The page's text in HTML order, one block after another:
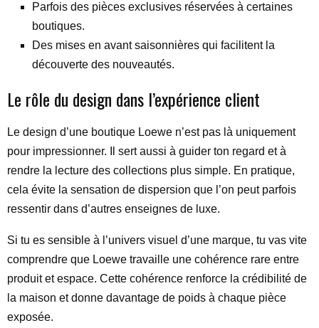
Parfois des pièces exclusives réservées à certaines
boutiques.
Des mises en avant saisonnières qui facilitent la
découverte des nouveautés.
Le rôle du design dans l’expérience client
Le design d’une boutique Loewe n’est pas là uniquement
pour impressionner. Il sert aussi à guider ton regard et à
rendre la lecture des collections plus simple. En pratique,
cela évite la sensation de dispersion que l’on peut parfois
ressentir dans d’autres enseignes de luxe.
Si tu es sensible à l’univers visuel d’une marque, tu vas vite
comprendre que Loewe travaille une cohérence rare entre
produit et espace. Cette cohérence renforce la crédibilité de
la maison et donne davantage de poids à chaque pièce
exposée.